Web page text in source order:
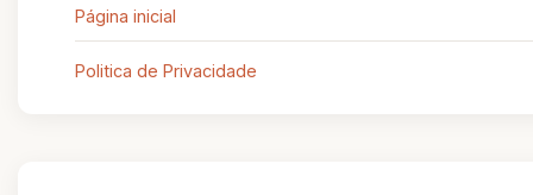
Página inicial
Politica de Privacidade